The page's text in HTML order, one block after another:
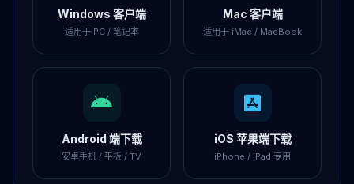
Windows 客户端
适用于 PC / 笔记本
Mac 客户端
适用于 iMac / MacBook
Android 端下载
安卓手机 / 平板 / TV
iOS 苹果端下载
iPhone / iPad 专用